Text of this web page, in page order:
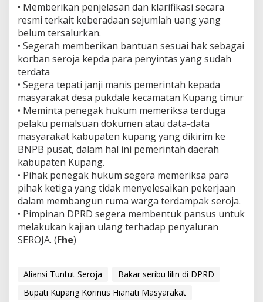
• Memberikan penjelasan dan klarifikasi secara
resmi terkait keberadaan sejumlah uang yang
belum tersalurkan.
• Segerah memberikan bantuan sesuai hak sebagai
korban seroja kepda para penyintas yang sudah
terdata
• Segera tepati janji manis pemerintah kepada
masyarakat desa pukdale kecamatan Kupang timur
• Meminta penegak hukum memeriksa terduga
pelaku pemalsuan dokumen atau data-data
masyarakat kabupaten kupang yang dikirim ke
BNPB pusat, dalam hal ini pemerintah daerah
kabupaten Kupang.
• Pihak penegak hukum segera memeriksa para
pihak ketiga yang tidak menyelesaikan pekerjaan
dalam membangun ruma warga terdampak seroja.
• Pimpinan DPRD segera membentuk pansus untuk
melakukan kajian ulang terhadap penyaluran
SEROJA. (Fhe)
Aliansi Tuntut Seroja
Bakar seribu lilin di DPRD
Bupati Kupang Korinus Hianati Masyarakat